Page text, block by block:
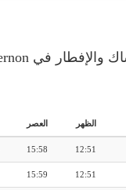
الظهر العصر
12:51
15:58
12:51
15:59